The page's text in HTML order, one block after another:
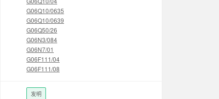
G06Q10/0635
G06Q10/0639
G06Q50/26
G06N3/084
G06N7/01
G06F111/04
G06F111/08
发明